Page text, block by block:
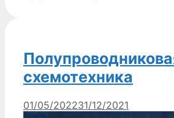
схемотехника
01/05/202231/12/2021